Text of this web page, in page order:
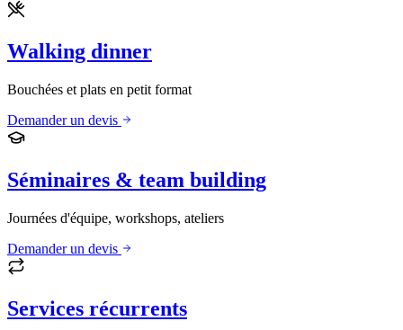
Walking dinner
Bouchées et plats en petit format
Demander un devis
Séminaires & team building
Journées d'équipe, workshops, ateliers
Demander un devis
Services récurrents